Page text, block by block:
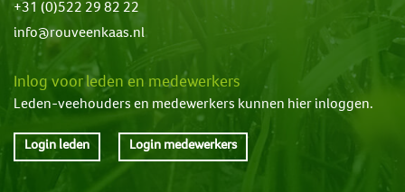
+31 (0)522 29 82 22
info@rouveenkaas.nl
Inlog voor leden en medewerkers
Leden-veehouders en medewerkers kunnen hier inloggen.
Login leden Login medewerkers